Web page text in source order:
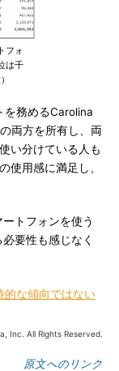
フォ
は千
務めるCarolina
両方を所有し、両
い分けている人も
使用感に満足し、
トフォンを使う
要性も感じなく
的な傾向ではない
Inc. All Rights Reserved.
原文へのリンク